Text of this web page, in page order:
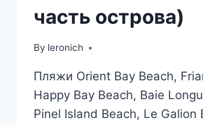
часть острова)
By leronich
Пляжи Orient Bay Beach,
Happy Bay Beach, Baie
Pinel Island Beach, Le Galion